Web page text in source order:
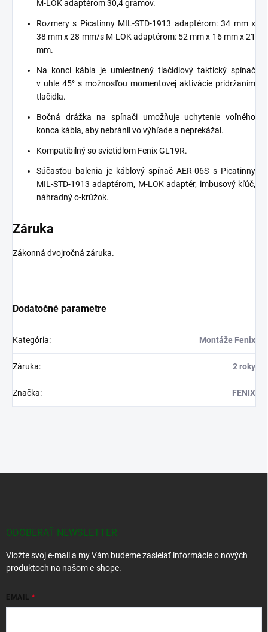
M-LOK adaptérom 30,4 gramov.
Rozmery s Picatinny MIL-STD-1913 adaptérom: 34 mm x
38 mm x 28 mm/s M-LOK adaptérom: 52 mm x 16 mm x 21
mm.
Na konci kábla je umiestnený tlačidlový taktický spínač
v uhle 45° s možnosťou momentovej aktivácie pridržaním
tlačidla.
Bočná drážka na spínači umožňuje uchytenie voľného
konca kábla, aby nebránil vo výhľade a neprekážal.
Kompatibilný so svietidlom Fenix GL19R.
Súčasťou balenia je káblový spínač AER-06S s Picatinny
MIL-STD-1913 adaptérom, M-LOK adaptér, imbusový kľúč,
náhradný o-krúžok.
Záruka
Zákonná dvojročná záruka.
Dodatočné parametre
Kategória: Montáže Fenix
Záruka: 2 roky
Značka: FENIX
ODOBERAŤ NEWSLETTER
Vložte svoj e-mail a my Vám budeme zasielať informácie o nových
produktoch na našom e-shope.
EMAIL